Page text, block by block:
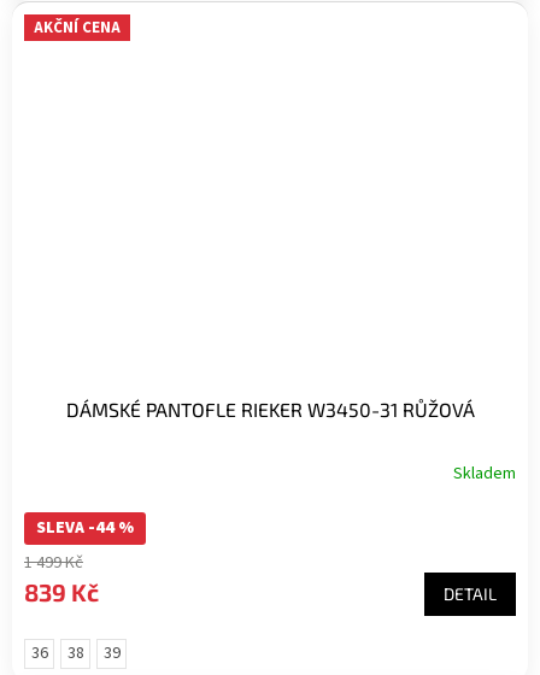
AKČNÍ CENA
DÁMSKÉ PANTOFLE RIEKER W3450-31 RŮŽOVÁ
Skladem
SLEVA -44 %
1 499 Kč
839 Kč DETAIL
36 38 39